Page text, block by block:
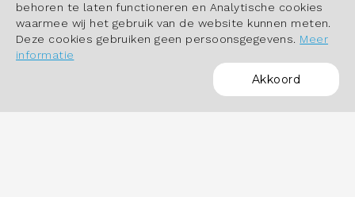
behoren te laten functioneren en Analytische cookies
waarmee wij het gebruik van de website kunnen meten.
Deze cookies gebruiken geen persoonsgegevens. Meer
informatie
Akkoord
POWERED BY